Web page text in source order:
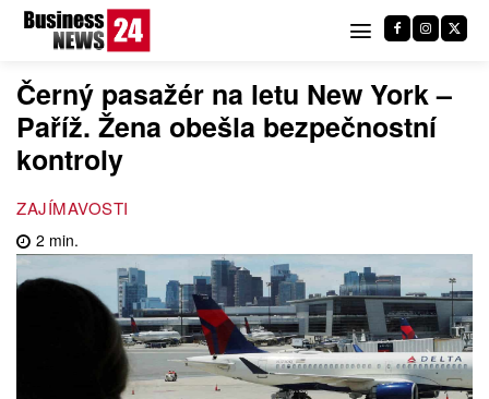
Černý pasažér na letu New York –
Paříž. Žena obešla bezpečnostní
kontroly
ZAJÍMAVOSTI
2 min.